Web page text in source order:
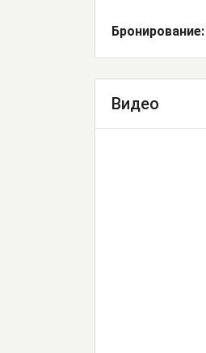
Бронирование:
Видео